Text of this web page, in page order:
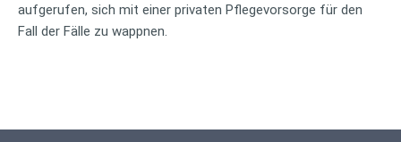
aufgerufen, sich mit einer privaten Pflegevorsorge für den
Fall der Fälle zu wappnen.